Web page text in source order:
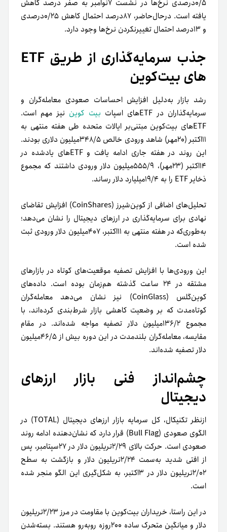
۰/۵درصدی نرخ‌ها در نشست ۷نوامبر به صفر درصد کاهش
یافته است. در‌حال‌حاضر، ۸۷درصد احتمال کاهش ۰/۲۵درصدی
و ۱۳درصد احتمال تغییرنکردن نرخ‌ها وجود دارد.
های بیت‌کوین
رشد بازار به‌دلیل افزایش احساسات صعودی معامله‌گران و
سرمایه‌گذاران در ETFهای اسپات
بیت کوین نیز مهم است.
ETFهای بیت‌کوین مبتنی‌بر ایالات متحده طی هفته منتهی به
۱۱اکتبر (۲۰مهر) شاهد ورودی خالص ۳۴۸/۵‌میلیون دلاری بودند.
این روند در هفته جاری ادامه یافت و ETFهای یادشده در
۱۴اکتبر (۲۳مهر)، ۵۵۵/۹‌میلیون دلار ورودی داشتند که مجموع
ذخایر ETF را به ۱۹/۴میلیارد دلار رساند.
تحلیل‌های اضافی از کوین‌شیرز (CoinShares) افزایش تقاضای
نهادی برای سرمایه‌گذاری در ارزهای دیجیتال را نشان می‌دهد؛
به‌طوری‌که در هفته منتهی به ۱۱‌اکتبر، ۴۰۷‌میلیون دلار ورودی ثبت
شده است.
این ورودی‌ها با افزایش تصفیه موقعیت‌های کوتاه در بازارهای
مشتقه در ۲۴ ساعت گذشته هم‌زمان بوده است. داده‌های
کوین‌گلس (CoinGlass) نیز نشان می‌دهد معامله‌گران
کوتاه‌مدت که بر وضعیت کاهشی بازار شرط‌بندی کرده‌اند، با
مجموع ۱۳۶/۲میلیون دلار تصفیه مواجه شده‌اند. در مقام
مقایسه، معامله‌گران بلندمدت در این دوره بیش از ۴۶/۵میلیون
دلار تصفیه شده‌اند.
چشم‌انداز فنی بازار ارزهای
دیجیتال
ازنظر تکنیکال، کل سرمایه بازار ارزهای دیجیتال (TOTAL) در
الگوی صعودی (Bull Flag) قرار دارد که نشان‌دهنده ادامه روند
صعودی است. حرکت بالای ۲/۲۹تریلیون دلار در ۲۷سپتامبر،‌ پس
از افتی شدید به‌سمت ۲/۲۴تریلیون دلار و بازگشت به سطح
۲/۰۲تریلیون دلار در ۳اکتبر، به شکل‌گیری این الگو منجر شده
است.
در این راستا، خریداران بیت‌کوین با مقاومت در مرز ۲/۲۳تریلیون
دلار و میانگین متحرک ساده ۲۰۰روزه روبه‌رو هستند. بسته‌شدن